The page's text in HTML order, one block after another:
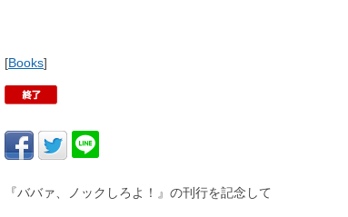
[Books]
『ババァ、ノックしろよ！』の刊行を記念して